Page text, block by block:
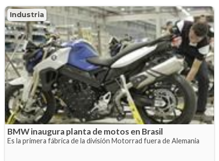
Industria
BMW inaugura planta de motos en Brasil
Es la primera fábrica de la división Motorrad fuera de Alemania